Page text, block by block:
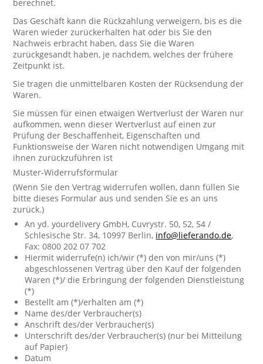
berechnet.
Das Geschäft kann die Rückzahlung verweigern, bis es die
Waren wieder zurückerhalten hat oder bis Sie den
Nachweis erbracht haben, dass Sie die Waren
zurückgesandt haben, je nachdem, welches der frühere
Zeitpunkt ist.
Sie tragen die unmittelbaren Kosten der Rücksendung der
Waren.
Sie müssen für einen etwaigen Wertverlust der Waren nur
aufkommen, wenn dieser Wertverlust auf einen zur
Prüfung der Beschaffenheit, Eigenschaften und
Funktionsweise der Waren nicht notwendigen Umgang mit
ihnen zurückzuführen ist
Muster-Widerrufsformular
(Wenn Sie den Vertrag widerrufen wollen, dann füllen Sie
bitte dieses Formular aus und senden Sie es an uns
zurück.)
An yd. yourdelivery GmbH, Cuvrystr. 50, 52, 54 /
Schlesische Str. 34, 10997 Berlin, info@lieferando.de,
Fax: 0800 202 07 702
Hiermit widerrufe(n) ich/wir (*) den von mir/uns (*)
abgeschlossenen Vertrag über den Kauf der folgenden
Waren (*)/ die Erbringung der folgenden Dienstleistung
(*)
Bestellt am (*)/erhalten am (*)
Name des/der Verbraucher(s)
Anschrift des/der Verbraucher(s)
Unterschrift des/der Verbraucher(s) (nur bei Mitteilung
auf Papier)
Datum